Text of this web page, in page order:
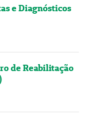
e Diagnósticos
de Reabilitação